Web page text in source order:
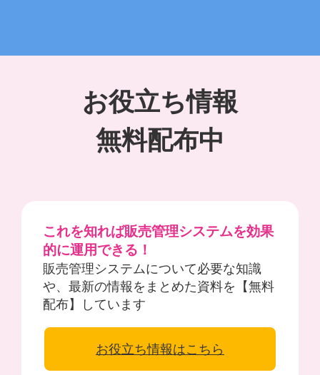
お役立ち情報
無料配布中
これを知れば販売管理システムを効果
的に運用できる！
販売管理システムについて必要な知識
や、最新の情報をまとめた資料を【無料
配布】しています
お役立ち情報はこちら